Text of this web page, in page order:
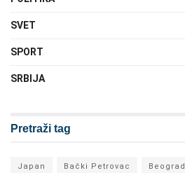
SVET
SPORT
SRBIJA
Pretraži tag
Japan Bački Petrovac Beograd